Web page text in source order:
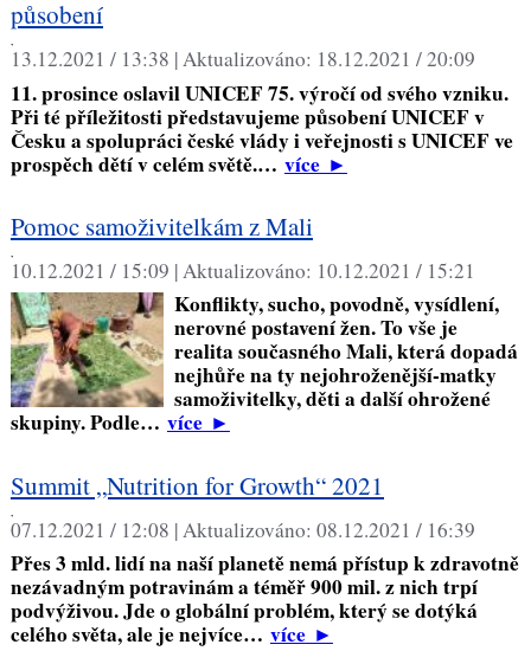
působení
,
13.12.2021 / 13:38 |Aktualizováno: 18.12.2021 / 20:09
11. prosince oslavil UNICEF 75. výročí od svého vzniku.
Při té příležitosti představujeme působení UNICEF v
Česku a spolupráci české vlády i veřejnosti s UNICEF ve
prospěch dětí v celém světě.… více►
Pomoc samoživitelkám z Mali
,
10.12.2021 / 15:09 |Aktualizováno: 10.12.2021 / 15:21
Konflikty, sucho, povodně, vysídlení,
nerovné postavení žen. To vše je
realita současného Mali, která dopadá
nejhůře na ty nejohroženější-matky
samoživitelky, děti a další ohrožené
skupiny. Podle… více►
Summit „Nutrition for Growth“ 2021
,
07.12.2021 / 12:08 |Aktualizováno: 08.12.2021 / 16:39
Přes 3 mld. lidí na naší planetě nemá přístup k zdravotně
nezávadným potravinám a téměř 900 mil. z nich trpí
podvýživou. Jde o globální problém, který se dotýká
celého světa, ale je nejvíce… více►